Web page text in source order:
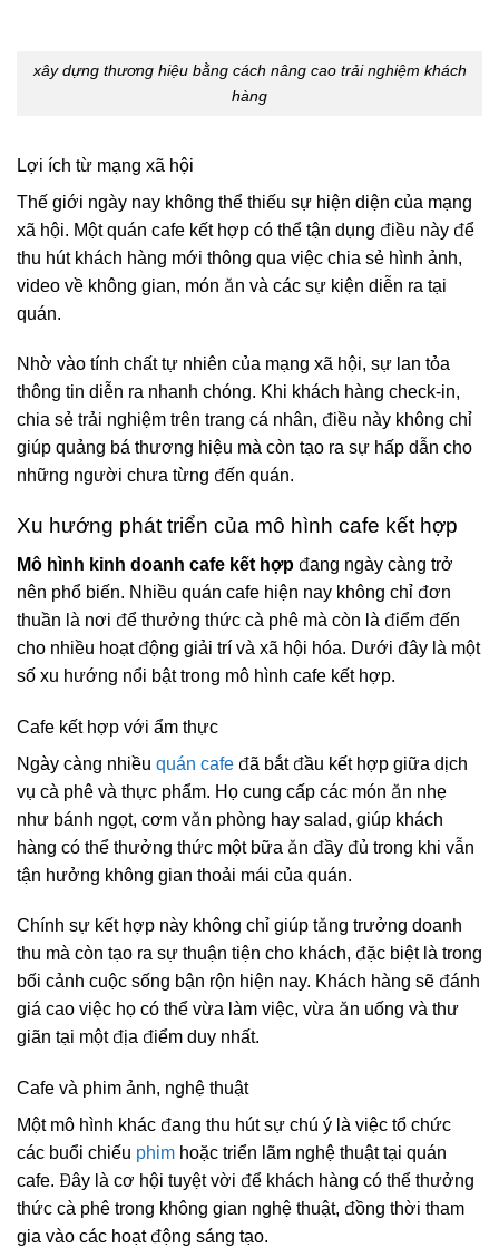
xây dựng thương hiệu bằng cách nâng cao trải nghiệm khách
hàng
Lợi ích từ mạng xã hội
Thế giới ngày nay không thể thiếu sự hiện diện của mạng
xã hội. Một quán cafe kết hợp có thể tận dụng điều này để
thu hút khách hàng mới thông qua việc chia sẻ hình ảnh,
video về không gian, món ăn và các sự kiện diễn ra tại
quán.
Nhờ vào tính chất tự nhiên của mạng xã hội, sự lan tỏa
thông tin diễn ra nhanh chóng. Khi khách hàng check-in,
chia sẻ trải nghiệm trên trang cá nhân, điều này không chỉ
giúp quảng bá thương hiệu mà còn tạo ra sự hấp dẫn cho
những người chưa từng đến quán.
Xu hướng phát triển của mô hình cafe kết hợp
Mô hình kinh doanh cafe kết hợp đang ngày càng trở
nên phổ biến. Nhiều quán cafe hiện nay không chỉ đơn
thuần là nơi để thưởng thức cà phê mà còn là điểm đến
cho nhiều hoạt động giải trí và xã hội hóa. Dưới đây là một
số xu hướng nổi bật trong mô hình cafe kết hợp.
Cafe kết hợp với ẩm thực
Ngày càng nhiều quán cafe đã bắt đầu kết hợp giữa dịch
vụ cà phê và thực phẩm. Họ cung cấp các món ăn nhẹ
như bánh ngọt, cơm văn phòng hay salad, giúp khách
hàng có thể thưởng thức một bữa ăn đầy đủ trong khi vẫn
tận hưởng không gian thoải mái của quán.
Chính sự kết hợp này không chỉ giúp tăng trưởng doanh
thu mà còn tạo ra sự thuận tiện cho khách, đặc biệt là trong
bối cảnh cuộc sống bận rộn hiện nay. Khách hàng sẽ đánh
giá cao việc họ có thể vừa làm việc, vừa ăn uống và thư
giãn tại một địa điểm duy nhất.
Cafe và phim ảnh, nghệ thuật
Một mô hình khác đang thu hút sự chú ý là việc tổ chức
các buổi chiếu phim hoặc triển lãm nghệ thuật tại quán
cafe. Đây là cơ hội tuyệt vời để khách hàng có thể thưởng
thức cà phê trong không gian nghệ thuật, đồng thời tham
gia vào các hoạt động sáng tạo.